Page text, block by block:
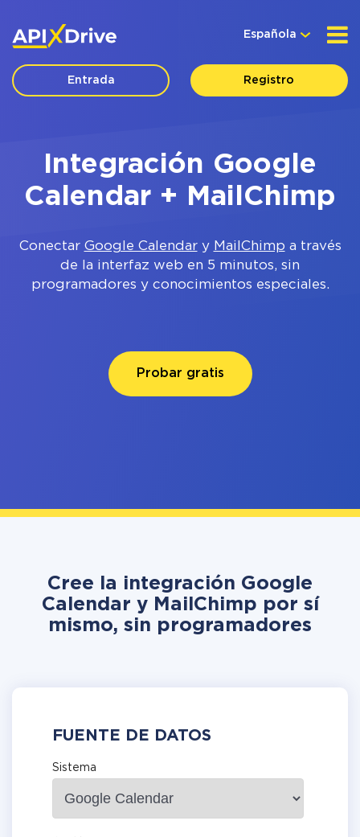
Española
Entrada Registro
Integración Google
Calendar + MailChimp
Conectar Google Calendary MailChimp a través
de la interfaz web en 5 minutos, sin
programadores y conocimientos especiales.
Probar gratis
Cree la integración Google
Calendar y MailChimp por sí
mismo, sin programadores
FUENTE DE DATOS
Sistema